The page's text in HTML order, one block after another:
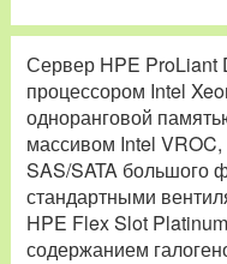
Сервер HPE ProLiant
процессором Intel
одноранговой
массивом Intel
SAS/SATA большого
стандартными
HPE Flex Slot
содержанием